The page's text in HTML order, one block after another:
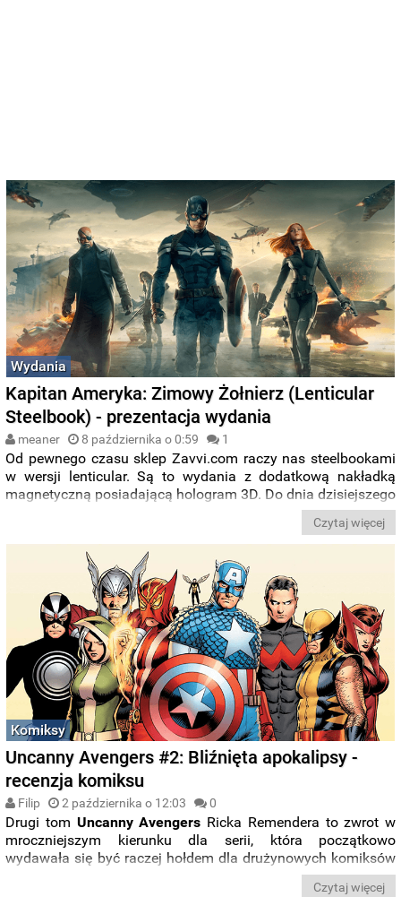
Wydania
Kapitan Ameryka: Zimowy Żołnierz (Lenticular
Steelbook) - prezentacja wydania
meaner 8 października o 0:59 1
Od pewnego czasu sklep Zavvi.com raczy nas steelbookami
w wersji lenticular. Są to wydania z dodatkową nakładką
magnetyczną posiadającą hologram 3D. Do dnia dzisiejszego
Czytaj więcej
Komiksy
Uncanny Avengers #2: Bliźnięta apokalipsy -
recenzja komiksu
Filip 2 października o 12:03 0
Drugi tom Uncanny Avengers Ricka Remendera to zwrot w
mroczniejszym kierunku dla serii, która początkowo
wydawała się być raczej hołdem dla drużynowych komiksów
Czytaj więcej